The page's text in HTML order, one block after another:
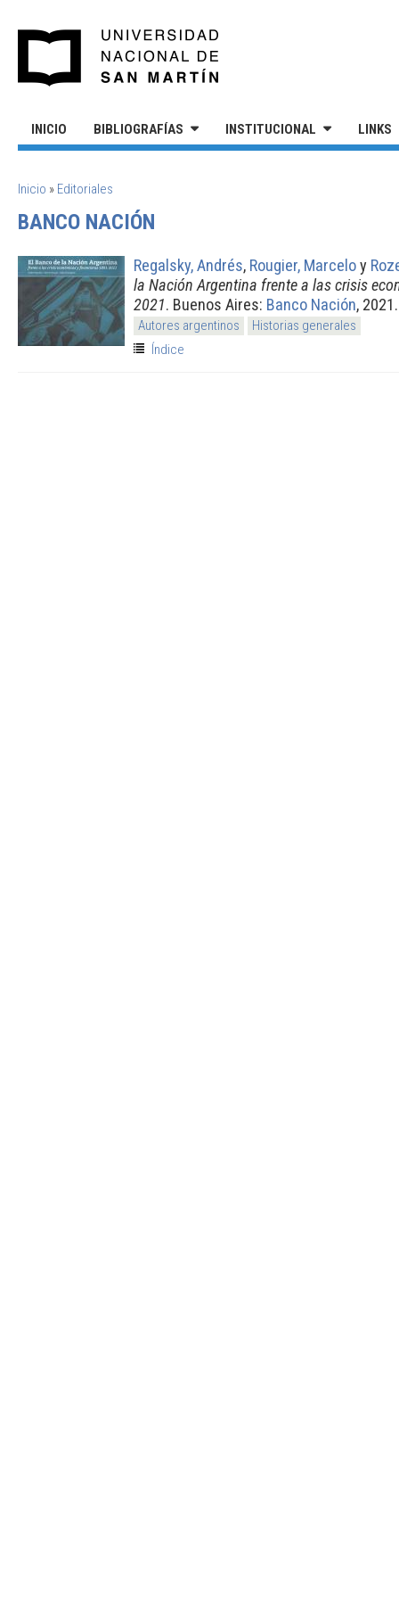
INICIO BIBLIOGRAFÍAS INSTITUCIONAL LINKS
SE ENCUENTRA USTED AQUÍ
Inicio » Editoriales
BANCO NACIÓN
Regalsky, Andrés, Rougier, Marceloy
la Nación Argentina frente a las crisis
2021. Buenos Aires: Banco Nación, 2021.
Autores argentinos
Historias generales
Índice